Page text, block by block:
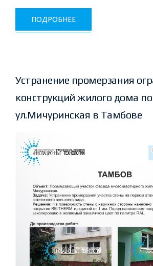
ПОДРОБНЕЕ
Устранение промерзания
конструкций жилого дома по
ул.Мичуринская в Тамбове